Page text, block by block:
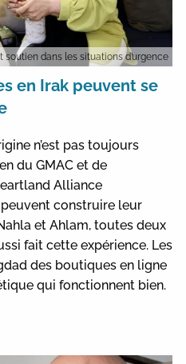
soutien dans les situations d’urgence
en Irak peuvent se
n’est pas toujours
du GMAC et de
Alliance
construire leur
et Ahlam, toutes deux
fait cette expérience. Les
des boutiques en ligne
qui fonctionnent bien.